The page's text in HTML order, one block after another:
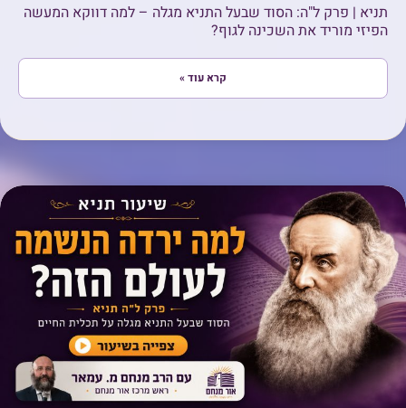
תניא | פרק ל"ה: הסוד שבעל התניא מגלה – למה דווקא המעשה
הפיזי מוריד את השכינה לגוף?
קרא עוד »